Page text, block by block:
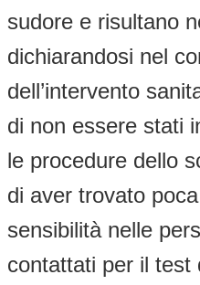
sudore e risultano
dichiarandosi nel
dell’intervento
di non essere stati
le procedure dello
di aver trovato
sensibilità nelle
contattati per il test